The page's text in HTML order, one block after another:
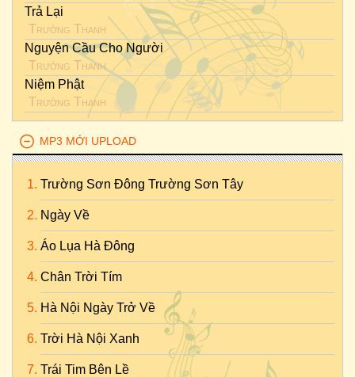
Trả Lại
Trường Thanh
Nguyện Cầu Cho Người
Trường Thanh
Niệm Phật
Trường Thanh
MP3 MỚI UPLOAD
Trường Sơn Đông Trường Sơn Tây
Ngày Về
Áo Lụa Hà Đông
Chân Trời Tím
Hà Nội Ngày Trở Về
Trời Hà Nội Xanh
Trái Tim Bên Lề